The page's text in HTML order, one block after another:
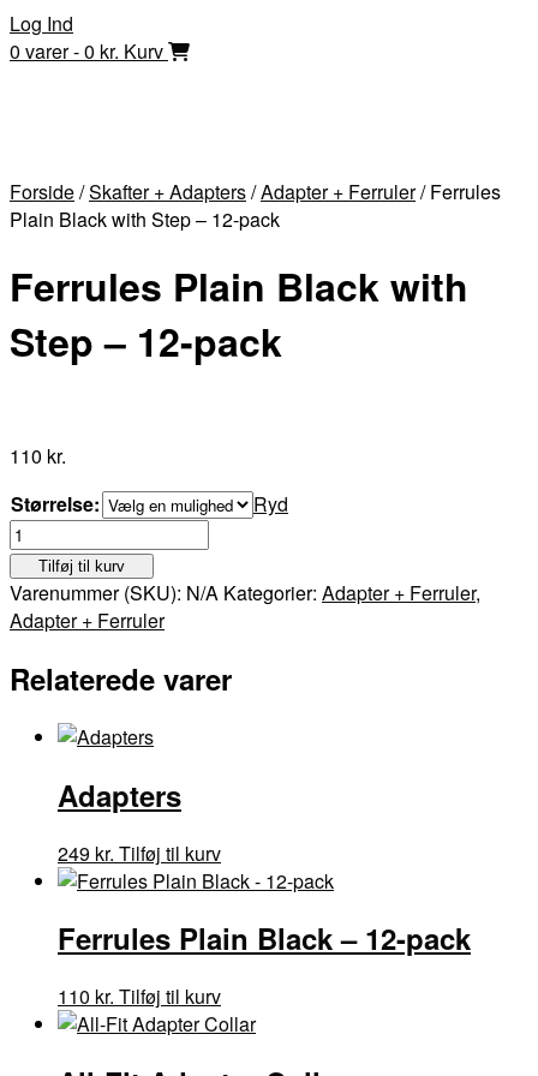
Skip
to
Log Ind
0 varer - 0 kr. Kurv
Forside/Skafter + Adapters/Adapter + Ferruler/ Ferrules
Plain Black with Step – 12-pack
Ferrules Plain Black with
Step – 12-pack
110 kr.
Størrelse:
Ryd
Ferrules
Plain
Black
with
-
12-
Tilføj til kurv
Varenummer (SKU): N/A Kategorier: Adapter + Ferruler,
Adapter + Ferruler
Relaterede varer
Adapters
249 kr. Tilføj til kurvDette
vare
flere
varianter.
Mulighederne
kan
Ferrules Plain Black – 12-pack
110 kr. Tilføj til kurvDette
vare